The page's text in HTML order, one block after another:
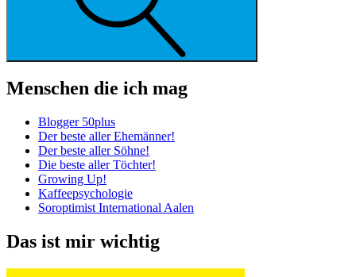
Menschen die ich mag
Blogger 50plus
Der beste aller Ehemänner!
Der beste aller Söhne!
Die beste aller Töchter!
Growing Up!
Kaffeepsychologie
Soroptimist International Aalen
Das ist mir wichtig